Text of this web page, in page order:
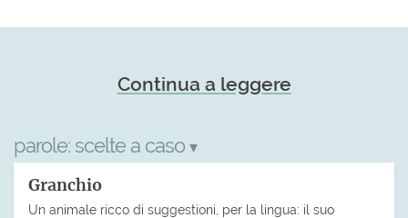
Continua a leggere
parole: scelte a caso ▾
Granchio
Un animale ricco di suggestioni, per la lingua: il suo